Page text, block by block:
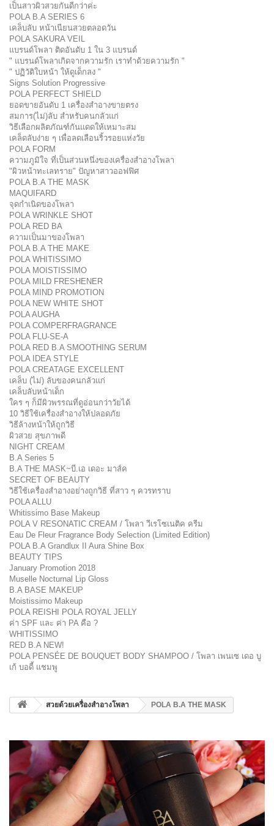
เป็นสาวผิวสวยกันดีกว่าค่ะ
POLA B.A SERIES 6
เคล็บลับ หน้าเนียนสวยตลอดวัน
POLA SAKURA VEIL
แบรนด์โพลา ติดอันดับ 1 ใน 3 แบรนด์
" แบรนด์โพลาเกิดจากความรัก เราทำด้วยความรัก "
" ปฏิวัติใบหน้า ให้ดูเด็กลง "
Signs Solution Progressive
POLA PERFECT SHIELD
ยอดขายอันดับ 1 เครื่องสำอางขายตรง
สมการ(ไม่)ลับ สำหรับคนกลัวแก่
วิธีเลือกผลิตภัณฑ์กันแดดให้เหมาะสม
เคล็ดลับง่าย ๆ เพื่อลดเลือนริ้วรอยแห่งวัย
POLA FORM
ความภูมิใจ ที่เป็นส่วนหนึ่งของเครื่องสำอางโพลา
"ผิวหน้าทะเลทราย" ปัญหาสาวออฟฟิศ
POLA B.A THE MASK
MAQUIFARD
จุดกำเนิดของโพลา
POLA WRINKLE SHOT
POLA RED BA
ความเป็นมาของโพลา
POLA B.A THE MAKE
POLA WHITISSIMO
POLA MOISTISSIMO
POLA MILD FRESHENER
POLA MIND PROMOTION
POLA NEW WHITE SHOT
POLA AUGHA
POLA COMPERFRAGRANCE
POLA FLU-SE-A
POLA RED B.A SMOOTHING SERUM
POLA IDEA STYLE
POLA CREATAGE EXCELLENT
เคล็บ (ไม่) ลับของคนกลัวแก่
เคล็บลับหน้าเด็ก
ใคร ๆ ก็มีผิวพรรณที่ดูอ่อนกว่าวัยได้
10 วิธีใช้เครื่องสำอางให้ปลอดภัย
วิธีล้างหน้าให้ถูกวิธี
ผิวสวย สุขภาพดี
NIGHT CREAM
B.A Series 5
B.A THE MASK~บี.เอ เดอะ มาส์ค
SECRET OF BEAUTY
วิธีใช้เครื่องสำอางอย่างถูกวิธี ที่สาว ๆ ควรทราบ
POLA ALLU
Whitissimo Base Makeup
POLA V RESONATIC CREAM / โพลา วีเรโซเนติค ครีม
Eau De Fleur Fragrance Body Selection (Limited Edition)
POLA B.A Grandlux II Aura Shine Box
BEAUTY TIPS
January Promotion 2018
Muselle Nocturnal Lip Gloss
B.A BASE MAKEUP
Moistissimo Makeup
POLA REISHI POLA ROYAL JELLY
ค่า SPF และ ค่า PA คือ ?
WHITISSIMO
RED B.A NEW!
POLA PENSÉE DE BOUQUET BODY SHAMPOO / โพลา เพนเซ เดอ บู
เก้ บอดี้ แชมพู
สวยด้วยเครื่องสำอางโพลา POLA B.A THE MASK